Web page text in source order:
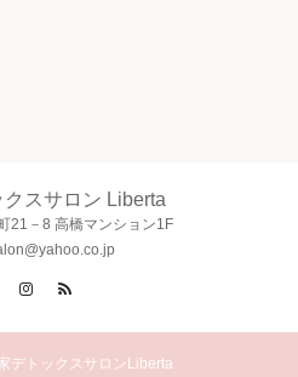
スサロン Liberta
21－8 高橋マンション1F
FacebookInstagram
デトックスサロンLiberta